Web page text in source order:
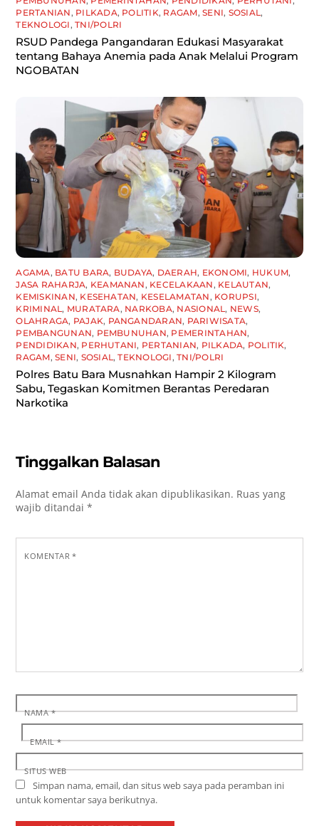
PERTANIAN , PILKADA, POLITIK, RAGAM,SENI, SOSIAL ,
TEKNOLOGI ,TNI/POLRI
RSUD Pandega Pangandaran Edukasi Masyarakat
tentang Bahaya Anemia pada Anak Melalui Program
NGOBATAN
AGAMA, BATU BARA, BUDAYA, DAERAH, EKONOMI, HUKUM,
JASA RAHARJA, KEAMANAN , KECELAKAAN , KELAUTAN,
KEMISKINAN, KESEHATAN, KESELAMATAN , KORUPSI,
KRIMINAL , MURATARA, NARKOBA, NASIONAL , NEWS,
OLAHRAGA, PAJAK, PANGANDARAN, PARIWISATA,
PEMBANGUNAN, PEMBUNUHAN, PEMERINTAHAN,
PENDIDIKAN, PERHUTANI, PERTANIAN, PILKADA, POLITIK,
RAGAM,SENI, SOSIAL ,TEKNOLOGI ,TNI/POLRI
Polres Batu Bara Musnahkan Hampir 2 Kilogram
Sabu, Tegaskan Komitmen Berantas Peredaran
Narkotika
Tinggalkan Balasan
Alamat email Anda tidak akan dipublikasikan. Ruas yang
wajib ditandai*
KOMENTAR*
NAMA*
EMAIL*
SITUS WEB
Simpan nama, email, dan situs web saya pada peramban ini
untuk komentar saya berikutnya.